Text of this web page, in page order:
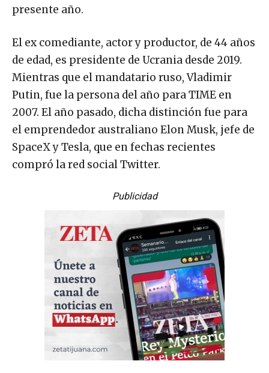
presente año.
El ex comediante, actor y productor, de 44 años
de edad, es presidente de Ucrania desde 2019.
Mientras que el mandatario ruso, Vladimir
Putin, fue la persona del año para TIME en
2007. El año pasado, dicha distinción fue para
el emprendedor australiano Elon Musk, jefe de
SpaceX y Tesla, que en fechas recientes
compró la red social Twitter.
Publicidad